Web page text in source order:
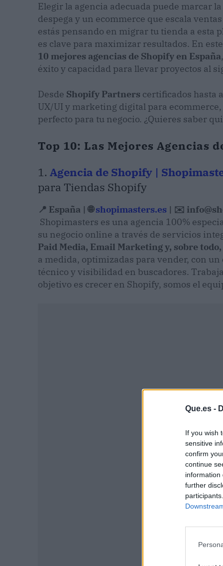
Que.es -
If you wish
sensitive
confirm
continue
information
further
Elegir la agencia adecuada puede marcar
despega y un ecommerce que escala
estás pensando en migrar tu tienda a esta
es clave para maximizar resultados. En
10 mejores agencias de Shopify en España
éxito y capacidad para llevar proyectos al
Desde Shopify Partners certificados hasta
UX/UI y marketing digital para
perfecto para tu negocio. ¿Quieres saber
Top 10: Las Mejores Agencias
1. Agencia de Shopify |
para Tiendas Shopify
📍 España |🌐shopimasters.es | ✉️
Shopimasters es una agencia 100%
su negocio online a través de servicios
Paid Media, Email Marketing y, sobre
a medida, optimizadas para vender, con
técnico y visibilidad en buscadores.
objetivo es crecer en Shopify, somos el